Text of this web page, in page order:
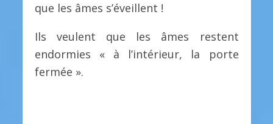
que les âmes s’éveillent !
Ils veulent que les âmes restent
endormies « à l’intérieur, la porte
fermée ».